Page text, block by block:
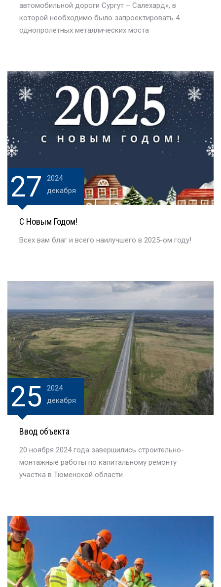
автомобильной дороги Сургут – Салехард», в
которой необходимо было запроектировать 4
однопролетных металлических моста
27
2024
декабря
С Новым Годом!
Всех вам благ и всего наилучшего в 2025-ом году!
25
2024
декабря
Ввод объекта
20 ноября 2024 года завершились строительно-
монтажные работы по капитальному ремонту
участка в Тюменской области